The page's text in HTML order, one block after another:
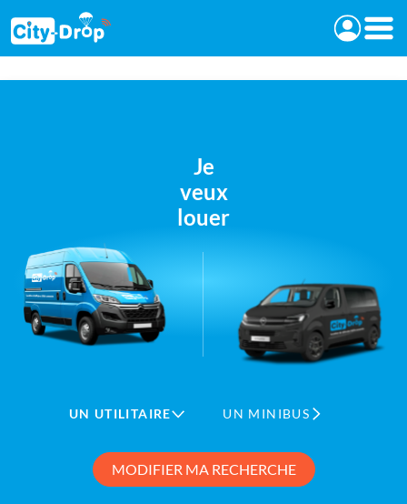
Retour à l'accueil de City-Drop
UN UTILITAIRE
Je
veux
louer
UN MINIBUS
MODIFIER MA RECHERCHE